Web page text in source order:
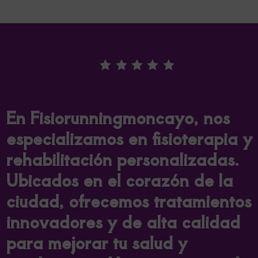
En Fisiorunningmoncayo, nos
especializamos en fisioterapia y
rehabilitación personalizadas.
Ubicados en el corazón de la
ciudad, ofrecemos tratamientos
innovadores y de alta calidad
para mejorar tu salud y